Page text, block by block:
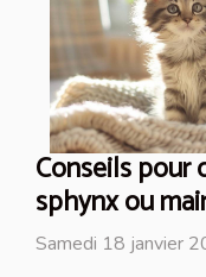
Conseils pour
sphynx ou
Samedi 18 janvier